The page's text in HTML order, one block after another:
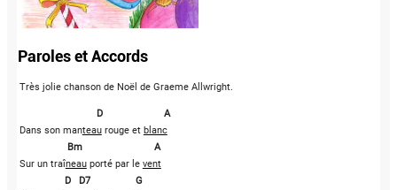
Paroles et Accords
Très jolie chanson de Noël de Graeme Allwright.
D
A
Dans son manteau rouge et blanc
Bm
A
Sur un traîneau porté par le vent
   D   D7                 G